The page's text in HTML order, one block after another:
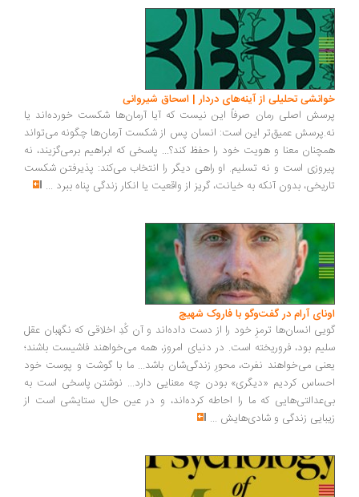
تحلیلی از آینه‌های دردار | اسحاق شیروانی
اصلی رمان صرفاً این نیست که آیا آرمان‌ها شکست خورده‌اند یا
عمیق‌تر این است: انسان پس از شکست آرمان‌ها چگونه می‌تواند
معنا و هویت خود را حفظ کند؟... پاسخی که ابراهیم برمی‌گزیند، نه
است و نه تسلیم. او راهی دیگر را انتخاب می‌کند: پذیرفتن شکست
بدون آنکه به خیانت، گریز از واقعیت یا انکار زندگی پناه ببرد...
آرام در گفت‌وگو با فاروک شهیچ‭
انسان‌ها ترمزِ خود را از دست داده‌اند و آن کُدِ اخلاقی که نگهبان عقل
بود، فروریخته است. در دنیای امروز، همه می‌خواهند فاشیست باشند؛
می‌خواهند نفرت، محورِ زندگی‌شان باشد... ما با گوشت و پوست خود
کردیم «دیگری» بودن چه معنایی دارد... نوشتن پاسخی است به
که ما را احاطه کرده‌اند، و در عین حال، ستایشی است از
زندگی و شادی‌هایش...